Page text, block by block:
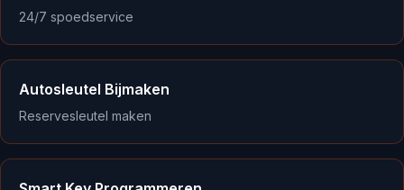
24/7 spoedservice
Autosleutel Bijmaken
Reservesleutel maken